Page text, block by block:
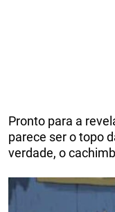
Pronto para a
parece ser o topo
verdade, o